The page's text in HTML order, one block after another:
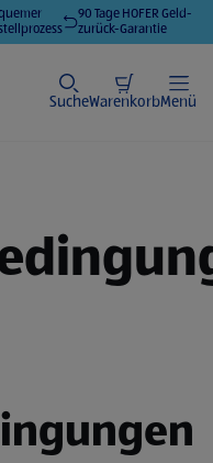
und unten, um durch
90 Tage HOFER Geld-
zurück-Garantie
SucheWarenkorbMenü